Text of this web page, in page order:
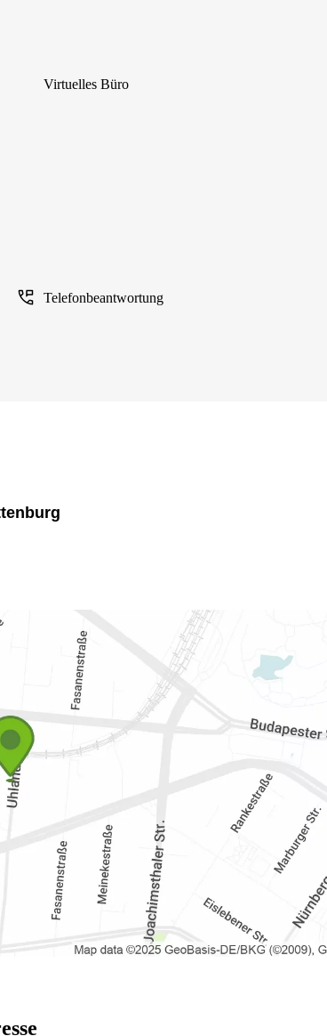
Virtuelles Büro
Telefonbeantwortung